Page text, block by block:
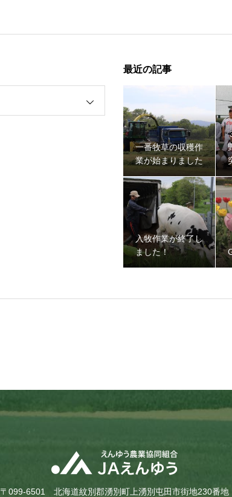
最近の記事
一番牧草の収穫作
業が始まりました
入牧作業が終了し
ました！
〒099-6501 北海道紋別郡湧別町上湧別屯田市街地230番地